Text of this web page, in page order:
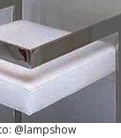
@lampshow